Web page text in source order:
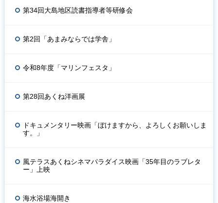
第34回大島地区読書指導者等研修会
第2回「あまみならでは学舎」
令和8年度「マリンフェスタ」
第28回あくね洋画展
ドキュメンタリー映画「ぼけますから、よろしくお願いしま
す。」
風テラスあくねシネマパラダイス映画「35年目のラブレタ
ー」上映
海水浴場海開き